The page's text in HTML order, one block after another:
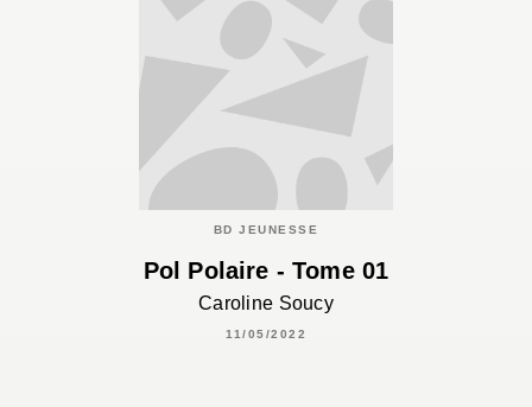
BD JEUNESSE
Pol Polaire - Tome 01
Caroline Soucy
11/05/2022